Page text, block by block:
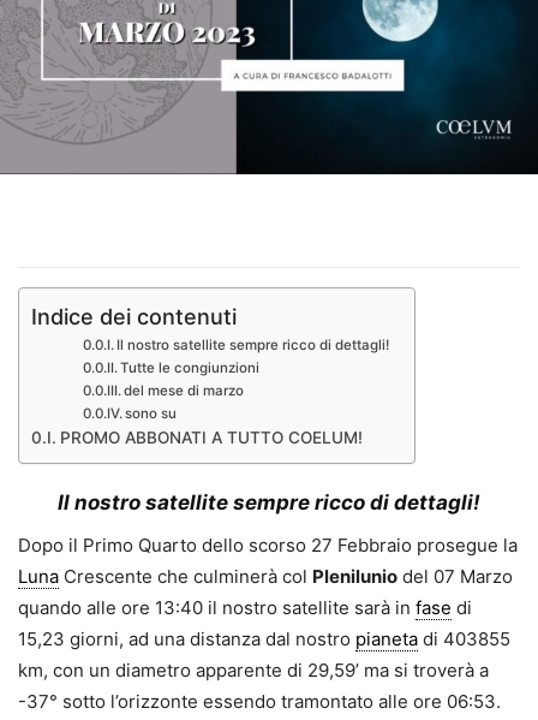
Indice dei contenuti
Il nostro satellite sempre ricco di dettagli!
Tutte le congiunzioni
del mese di marzo
sono su
PROMO ABBONATI A TUTTO COELUM!
Il nostro satellite sempre ricco di dettagli!
Dopo il Primo Quarto dello scorso 27 Febbraio prosegue la
Luna Crescente che culminerà col Plenilunio del 07 Marzo
quando alle ore 13:40 il nostro satellite sarà in fase di
15,23 giorni, ad una distanza dal nostro pianeta di 403855
km, con un diametro apparente di 29,59’ ma si troverà a
-37° sotto l’orizzonte essendo tramontato alle ore 06:53.